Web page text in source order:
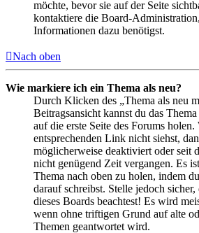
möchte, bevor sie auf der Seite
kontaktiere die Board-
Informationen dazu benötigst.
Nach oben
Wie markiere ich ein Thema als neu?
Durch Klicken des „Thema als neu
Beitragsansicht kannst du das
auf die erste Seite des Forums holen.
entsprechenden Link nicht siehst,
möglicherweise deaktiviert oder seit
nicht genügend Zeit vergangen. Es
Thema nach oben zu holen, indem
darauf schreibst. Stelle jedoch sicher,
dieses Boards beachtest! Es wird
wenn ohne triftigen Grund auf alte
Themen geantwortet wird.